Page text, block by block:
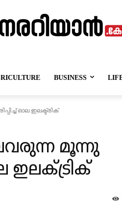
BUSINESS
ഓല ഇലക്ട്രിക്
മൂന്നു